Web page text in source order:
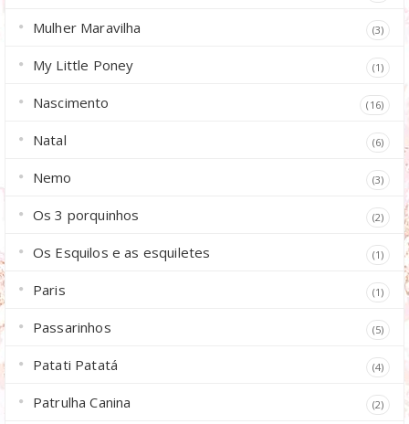
Mulher Maravilha (3)
My Little Poney (1)
Nascimento (16)
Natal (6)
Nemo (3)
Os 3 porquinhos (2)
Os Esquilos e as esquiletes (1)
Paris (1)
Passarinhos (5)
Patati Patatá (4)
Patrulha Canina (2)